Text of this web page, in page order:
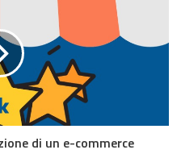
di un e-commerce